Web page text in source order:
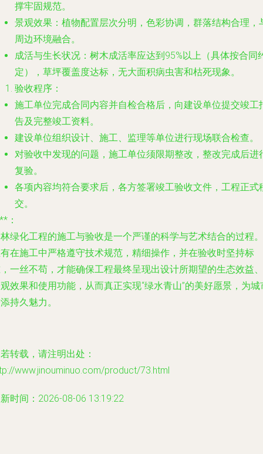
撑牢固规范。
景观效果 ：植物配置层次分明，色彩协调，群落结构合理，
周边环境融合。
成活与生长状况 ：树木成活率应达到95%以上（具体按合同
定），草坪覆盖度达标，无大面积病虫害和枯死现象。
验收程序 ：
施工单位完成合同内容并自检合格后，向建设单位提交竣工
告及完整竣工资料。
建设单位组织设计、施工、监理等单位进行现场联合检查。
对验收中发现的问题，施工单位须限期整改，整改完成后进
复验。
各项内容均符合要求后，各方签署竣工验收文件，工程正式
交。
：
绿化工程的施工与验收是一个严谨的科学与艺术结合的过程。
在施工中严格遵守技术规范，精细操作，并在验收时坚持标
一丝不苟，才能确保工程最终呈现出设计所期望的生态效益、
效果和使用功能，从而真正实现“绿水青山”的美好愿景，为城
持久魅力。
转载，请注明出处：
www.jinouminuo.com/product/73.html
时间：2026-08-06 13:19:22